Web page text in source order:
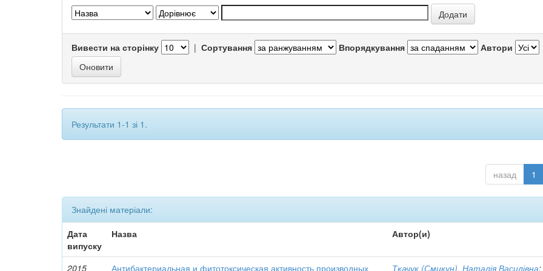
Вивести на сторінку | Сортування Впорядкування Автори
Результати 1-1 зі 1.
назад 1
Знайдені матеріали:
Дата
випуску
Назва Автор(и)
2015 Антибактериальная и фитотоксическая активность производных Ткачук (Смикун), Наталія Василівна;